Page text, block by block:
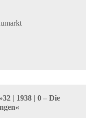
| 1938 | 0 – Die